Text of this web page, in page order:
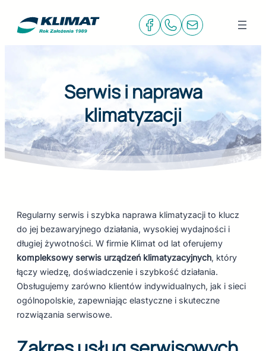
Serwis i naprawa
klimatyzacji
Regularny serwis i szybka naprawa klimatyzacji to klucz
do jej bezawaryjnego działania, wysokiej wydajności i
długiej żywotności. W firmie Klimat od lat oferujemy
kompleksowy serwis urządzeń klimatyzacyjnych, który
łączy wiedzę, doświadczenie i szybkość działania.
Obsługujemy zarówno klientów indywidualnych, jak i sieci
ogólnopolskie, zapewniając elastyczne i skuteczne
rozwiązania serwisowe.